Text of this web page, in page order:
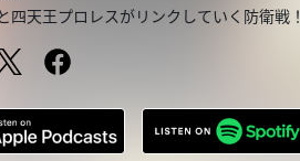
四天王プロレスがリンクしていく防衛戦！